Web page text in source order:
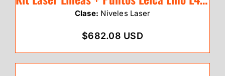
Clase: Niveles Laser
$682.08 USD